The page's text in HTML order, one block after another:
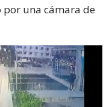
una cámara de